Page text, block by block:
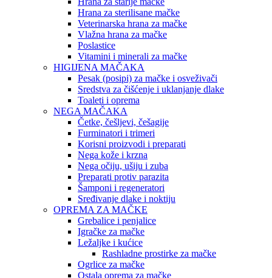
Hrana za sterilisane mačke
Veterinarska hrana za mačke
Vlažna hrana za mačke
Poslastice
Vitamini i minerali za mačke
HIGIJENA MAČAKA
Pesak (posipi) za mačke i osveživači
Sredstva za čišćenje i uklanjanje dlake
Toaleti i oprema
NEGA MAČAKA
Četke, češljevi, češagije
Furminatori i trimeri
Korisni proizvodi i preparati
Nega kože i krzna
Nega očiju, ušiju i zuba
Preparati protiv parazita
Šamponi i regeneratori
Sređivanje dlake i noktiju
OPREMA ZA MAČKE
Grebalice i penjalice
Igračke za mačke
Ležaljke i kućice
Rashladne prostirke za mačke
Ogrlice za mačke
Ostala oprema za mačke